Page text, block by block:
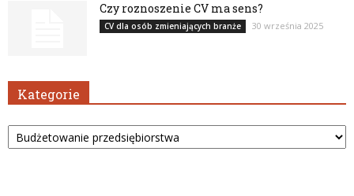
Czy roznoszenie CV ma sens?
CV dla osób zmieniających branże 30 września 2025
Kategorie
Kategorie